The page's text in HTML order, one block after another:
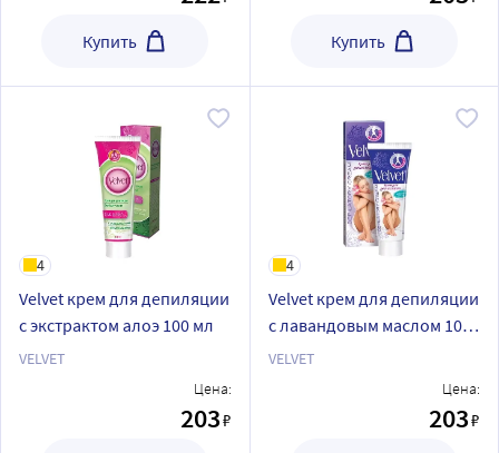
Купить Купить
4
Velvet крем для депиляции
с экстрактом алоэ 100 мл
VELVET
Цена:
203₽
4
Velvet крем для депиляции
с лавандовым маслом 100
мл
VELVET
Цена:
203₽